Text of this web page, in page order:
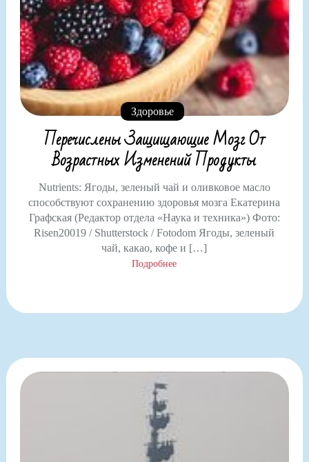
Здоровье
Перечислены Защищающие Мозг От
Возрастных Изменений Продукты
Nutrients: Ягоды, зеленый чай и оливковое масло
способствуют сохранению здоровья мозга Екатерина
Графская (Редактор отдела «Наука и техника») Фото:
Risen20019 / Shutterstock / Fotodom Ягоды, зеленый
чай, какао, кофе и […]
Подробнее